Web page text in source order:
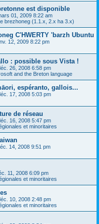
est disponible
01, 2009 8:22 am
brezhoneg (1.1.x, 2.x ha 3.x)
C'HWERTY 'barzh Ubuntu
12, 2009 8:22 pm
: possible sous Vista !
26, 2008 6:58 pm
and the Breton language
espéranto, gallois...
17, 2008 5:03 pm
de réseau
16, 2008 5:47 pm
et minoritaires
14, 2008 9:51 pm
11, 2008 6:09 pm
et minoritaires
10, 2008 2:48 pm
et minoritaires